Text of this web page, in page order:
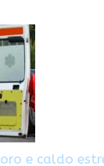
e caldo